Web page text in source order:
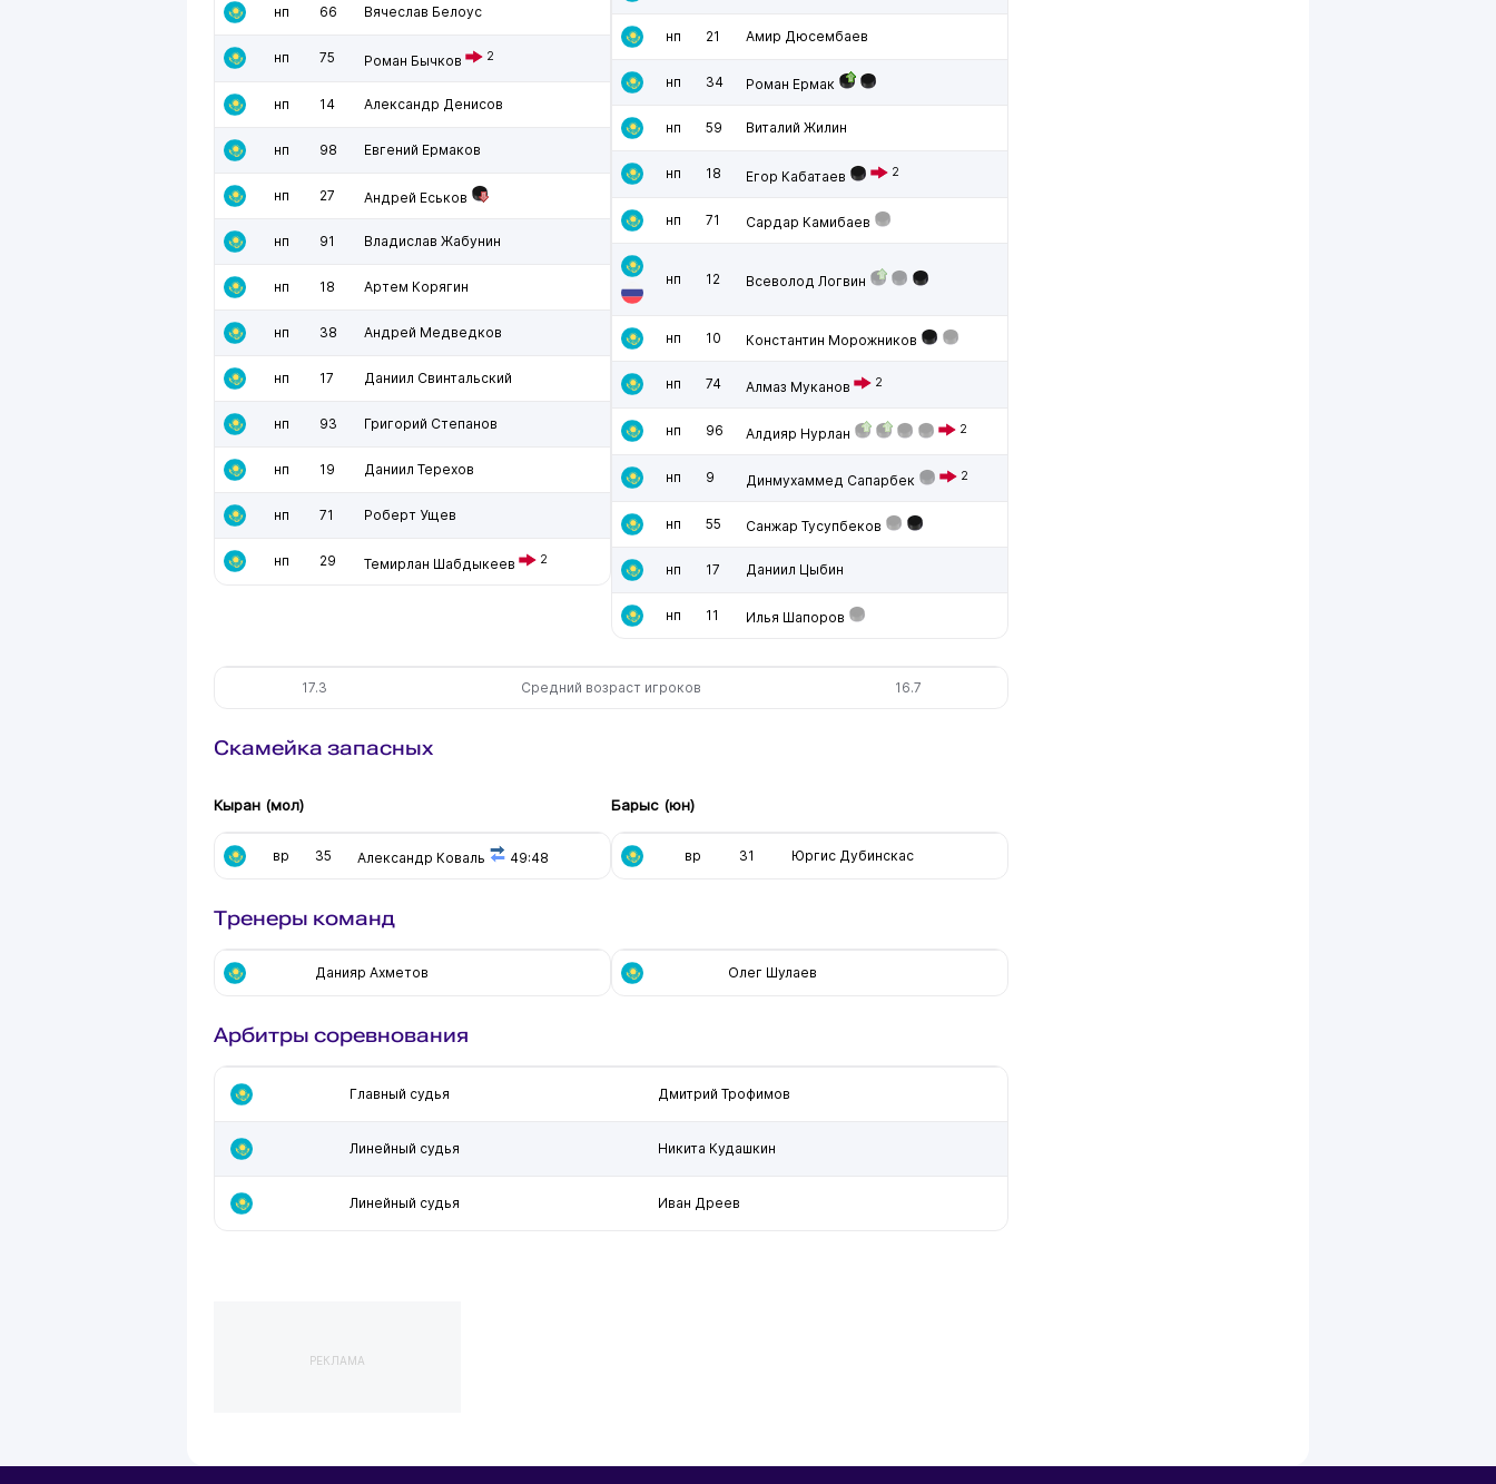
нп 66 Вячеслав Белоус
нп 75 Роман Бычков 2
нп 14 Александр Денисов
нп 98 Евгений Ермаков
нп 27 Андрей Еськов
нп 91 Владислав Жабунин
нп 18 Артем Корягин
нп 38 Андрей Медведков
нп 17 Даниил Свинтальский
нп 93 Григорий Степанов
нп 19 Даниил Терехов
нп 71 Роберт Ущев
нп 29 Темирлан Шабдыкеев 2
нп 21 Амир Дюсембаев
нп 34 Роман Ермак
нп 59 Виталий Жилин
нп 18 Егор Кабатаев 2
нп 71 Сардар Камибаев
нп 12 Всеволод Логвин
нп 10 Константин Морожников
нп 74 Алмаз Муканов 2
нп 96 Алдияр Нурлан 2
нп 9 Динмухаммед Сапарбек 2
нп 55 Санжар Тусупбеков
нп 17 Даниил Цыбин
нп 11 Илья Шапоров
17.3 Средний возраст игроков 16.7
Скамейка запасных
Кыран (мол)
вр 35 Александр Коваль 49:48
Барыс (юн)
вр 31 Юргис Дубинскас
Тренеры команд
Данияр Ахметов Олег Шулаев
Арбитры соревнования
Главный судья Дмитрий Трофимов
Линейный судья Никита Кудашкин
Линейный судья Иван Дреев
РЕКЛАМА